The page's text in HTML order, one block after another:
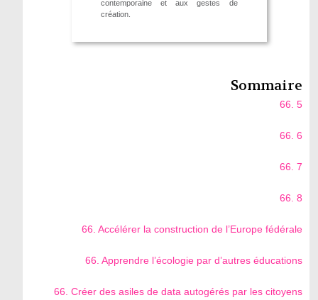
contemporaine et aux gestes de
création.
Sommaire
66. 5
66. 6
66. 7
66. 8
66. Accélérer la construction de l’Europe fédérale
66. Apprendre l’écologie par d’autres éducations
66. Créer des asiles de data autogérés par les citoyens